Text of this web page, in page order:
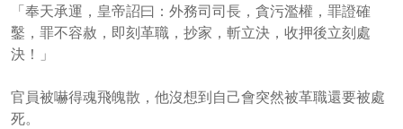
「奉天承運，皇帝詔曰：外務司司長，貪污濫權，罪證確
鑿，罪不容赦，即刻革職，抄家，斬立決，收押後立刻處
決！」
官員被嚇得魂飛魄散，他沒想到自己會突然被革職還要被處
死。